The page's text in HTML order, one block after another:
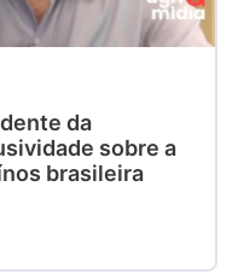
da
sobre a
brasileira